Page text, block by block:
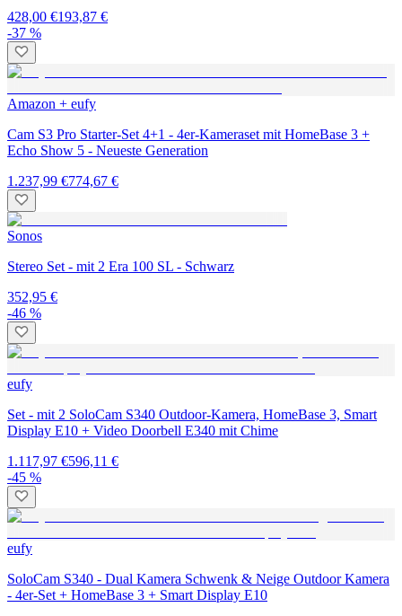
428,00 €193,87 €
-37 %
Amazon + eufy
Cam S3 Pro Starter-Set 4+1 - 4er-Kameraset mit HomeBase 3 +
Echo Show 5 - Neueste Generation
1.237,99 €774,67 €
Sonos
Stereo Set - mit 2 Era 100 SL - Schwarz
352,95 €
-46 %
eufy
Set - mit 2 SoloCam S340 Outdoor-Kamera, HomeBase 3, Smart
Display E10 + Video Doorbell E340 mit Chime
1.117,97 €596,11 €
-45 %
eufy
SoloCam S340 - Dual Kamera Schwenk & Neige Outdoor Kamera
- 4er-Set + HomeBase 3 + Smart Display E10